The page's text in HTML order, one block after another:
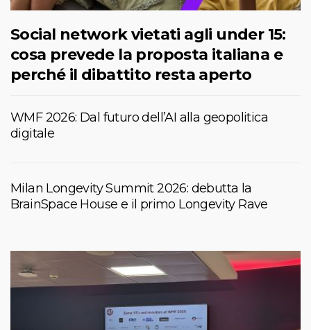
Social network vietati agli under 15:
cosa prevede la proposta italiana e
perché il dibattito resta aperto
WMF 2026: Dal futuro dell’AI alla geopolitica
digitale
Milan Longevity Summit 2026: debutta la
BrainSpace House e il primo Longevity Rave